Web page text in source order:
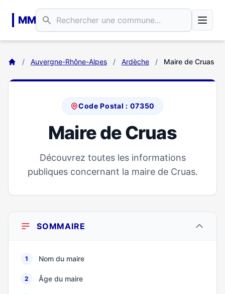
MM
/ Auvergne-Rhône-Alpes / Ardèche / Maire de Cruas
Code Postal : 07350
Maire de Cruas
Découvrez toutes les informations
publiques concernant la maire de Cruas.
SOMMAIRE
1 Nom du maire
2 Âge du maire